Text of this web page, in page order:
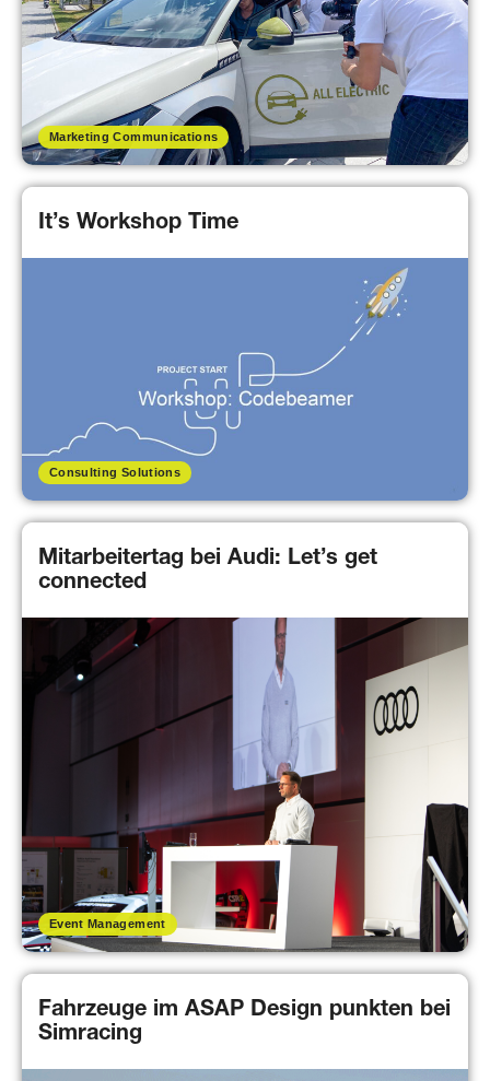
Marketing Communications
Consulting Solutions
It’s Workshop Time
Event Management
Mitarbeitertag bei Audi: Let’s get
connected
Fahrzeuge im ASAP Design punkten bei
Simracing